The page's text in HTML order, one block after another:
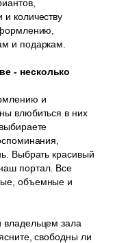
количеству
и подаркам.
- несколько
и
влюбиться в них
Выбрать красивый
портал. Все
объемные и
зала
свободны ли